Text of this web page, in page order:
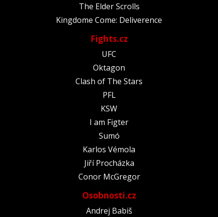
The Elder Scrolls
Kingdome Come: Deliverence
Fights.cz
UFC
Oktagon
Clash of The Stars
PFL
KSW
I am Figter
Sumó
Karlos Vémola
Jiří Procházka
Conor McGregor
Osobnosti.cz
Andrej Babiš